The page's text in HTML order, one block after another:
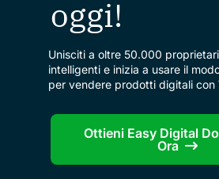
oggi!
Unisciti a oltre 50.000
intelligenti e inizia a usare il
per vendere prodotti digitali con
Ottieni Easy Digital
Ora